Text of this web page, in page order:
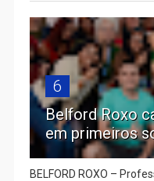
6
Belford Roxo
em primeiros
BELFORD ROXO –